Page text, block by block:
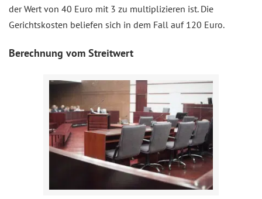
der Wert von 40 Euro mit 3 zu multiplizieren ist. Die
Gerichtskosten beliefen sich in dem Fall auf 120 Euro.
Berechnung vom Streitwert